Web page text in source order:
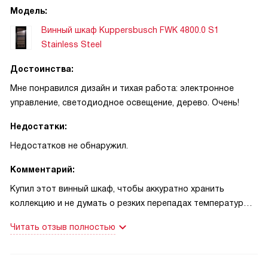
Модель:
Винный шкаф Kuppersbusch FWK 4800.0 S1
Stainless Steel
Достоинства:
Мне понравился дизайн и тихая работа: электронное
управление, светодиодное освещение, дерево. Очень!
Недостатки:
Недостатков не обнаружил.
Комментарий:
Купил этот винный шкаф, чтобы аккуратно хранить
коллекцию и не думать о резких перепадах температуры.
вписалось в кухню и не режет глаз. Управление простое,
Читать отзыв полностью